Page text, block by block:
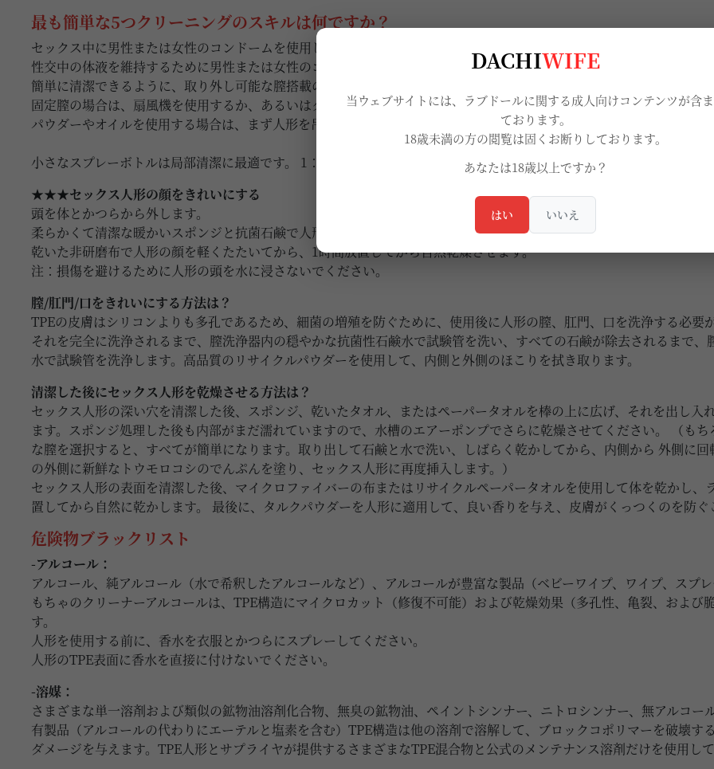
最も簡単な5つクリーニングのスキルは何ですか？
セックス中に男性または女性のコンドームを使用して体液を維持します。
性交中の体液を維持するために男性または女性のコンドームを使用してください。
簡単に清潔できるように、取り外し可能な膣搭載の人形を購入してください。
固定膣の場合は、扇風機を使用するか、あるいはタンポンを挿入して乾燥させます。
パウダーやオイルを使用する場合は、まず人形を吊るすか横にしておくことをお勧めします。
小さなスプレーボトルは局部清潔に最適です。 1：5水と石鹸を混ぜます。
★★★セックス人形の顔をきれいにする
頭を体とかつらから外します。
柔らかくて清潔な暖かいスポンジと抗菌石鹸で人形の顔をやさしくなでます。
乾いた非研磨布で人形の顔を軽くたたいてから、1時間放置してから自然乾燥させます。
注：損傷を避けるために人形の頭を水に浸さないでください。
膣/肛門/口をきれいにする方法は？
TPEの皮膚はシリコンよりも多孔であるため、細菌の増殖を防ぐために、使用後に人形の膣、肛門、口を洗浄する必要
それを完全に洗浄されるまで、膣洗浄器内の穏やかな抗菌性石鹸水で試験管を洗い、すべての石鹸が除去されるまで、
水で試験管を洗浄します。高品質のリサイクルパウダーを使用して、内側と外側のほこりを拭き取ります。
清潔した後にセックス人形を乾燥させる方法は？
セックス人形の深い穴を清潔した後、スポンジ、乾いたタオル、またはペーパータオルを棒の上に広げ、それを出し入
ます。スポンジ処理した後も内部がまだ濡れていますので、水槽のエアーポンプでさらに乾燥させてください。 （も
な膣を選択すると、すべてが簡単になります。取り出して石鹸と水で洗い、しばらく乾かしてから、内側から 外側に
の外側に新鮮なトウモロコシのでんぷんを塗り、セックス人形に再度挿入します。）
セックス人形の表面を清潔した後、マイクロファイバーの布またはリサイクルペーパータオルを使用して体を乾かし、
置してから自然に乾かします。 最後に、タルクパウダーを人形に適用して、良い香りを与え、皮膚がくっつくのを防
危険物ブラックリスト
-アルコール：
アルコール、純アルコール（水で希釈したアルコールなど）、アルコールが豊富な製品（ベビーワイプ、ワイプ、スプ
もちゃのクリーナーアルコールは、TPE構造にマイクロカット（修復不可能）および乾燥効果（多孔性、亀裂、および
す。
人形を使用する前に、香水を衣服とかつらにスプレーしてください。
人形のTPE表面に香水を直接に付けないでください。
-溶媒：
さまざまな単一溶剤および類似の鉱物油溶剤化合物、無臭の鉱物油、ペイントシンナー、ニトロシンナー、無アルコー
有製品（アルコールの代わりにエーテルと塩素を含む）TPE構造は他の溶剤で溶解して、ブロックコポリマーを破壊す
ダメージを与えます。TPE人形とサプライヤが提供するさまざまなTPE混合物と公式のメンテナンス溶剤だけを使用し
DACHIWIFE
当ウェブサイトには、ラブドールに関する成人向けコンテンツが含
ております。
18歳未満の方の閲覧は固くお断りしております。
あなたは18歳以上ですか？
はい いいえ